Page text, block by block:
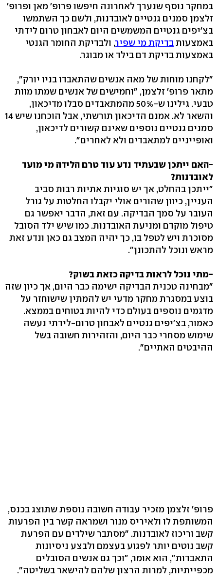
במחקר נוסף שנערך לאחרונה חיפשו פרופ' מאן ופרופ'
זלצמן סמנים גנטיים לאובדנות, ולשם כך השתמשו
בצ'יפים גנטיים המשמשים היום לאבחון טרום לידתי
באמצעותבדיקת מי שפיר, ולבדיקת החומר הגנטי
באמצעות בדיקת דם בילד או מבוגר.
"לקחנו מוחות של מאה אנשים שהתאבדו בניו יורק",
מתאר פרופ' זלצמן, "וחמישים של אנשים שמתו מוות
טבעי. גילינו ש-50% מהמתאבדים סבלו מדיכאון,
והשאר לא. אמנם הדיכאון תורשתי, אבל הוכחנו שיש 14
סמנים גנטיים נוספים שאינם קשורים לדיכאון,
ואופייניים למתאבדים ולא לאחרים".
-האם ייתכן שבעתיד נדע עוד טרם הלידה מי מועד
לאובדנות?
"ייתכן בהחלט, אך יש סוגיות אתיות רבות סביב
העניין, כיוון שהורים אולי יקבלו החלטות על גורל
העובר על סמך הבדיקה. עם זאת, הדבר יאפשר גם
טיפול מוקדם ומניעת האובדנות. כמו שיש ילד הסובל
מסוכרת ויש לטפל בו, כך יהיה המצב גם כאן ונדע זאת
מראש ונוכל להתכונן".
-מתי נוכל לראות בדיקה כזאת בשוק?
"מבחינה טכנית הבדיקה ישימה כבר היום, אך כיון שזה
בוצע במסגרת מחקר מדעי יש להמתין שישוחזר על
מדגמים נוספים בעולם כדי להיות בטוחים בממצא.
כאמור, בצ'יפים גנטיים לאבחון טרום-לידתי נעשה
שימוש מסחרי כבר היום, והזהירות חשובה בשל
ההיבטים האתיים".
פרופ' זלצמן מזכיר עבודה חשובה נוספת שתוצג בכנס,
המשותפת לו ולאיריס מנור ושמראה קשר בין הפרעות
קשב וריכוז לאובדנות. "מסתבר שילדים עם הפרעת
קשב נוטים יותר לפגוע בעצמם ולבצע ניסיונות
התאבדות", הוא אומר, "וכך גם אנשים הסובלים
מכפייתיות, למרות הרצון שלהם להישאר בשליטה".